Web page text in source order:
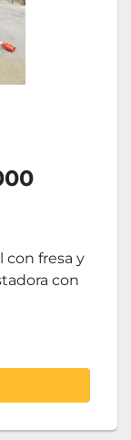
con fresa y
con